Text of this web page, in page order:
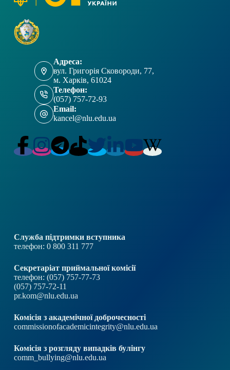
Адреса:
вул. Григорія Сковороди, 77,
м. Харків, 61024
Телефон:
(057) 757-72-93
Email:
kancel@nlu.edu.ua
Служба підтримки вступника
телефон: 0 800 311 777
Секретаріат приймальної комісії
телефон: (057) 757-77-73
(057) 757-72-11
pr.kom@nlu.edu.ua
Комісія з академічної доброчесності
commissionofacademicintegrity@nlu.edu.ua
Комісія з розгляду випадків булінгу
comm_bullying@nlu.edu.ua